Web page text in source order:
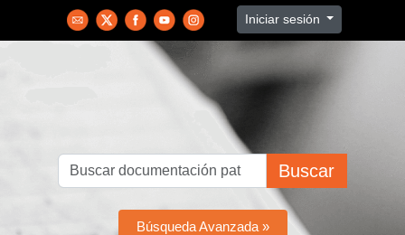
Iniciar sesión
Buscar
Búsqueda Avanzada »